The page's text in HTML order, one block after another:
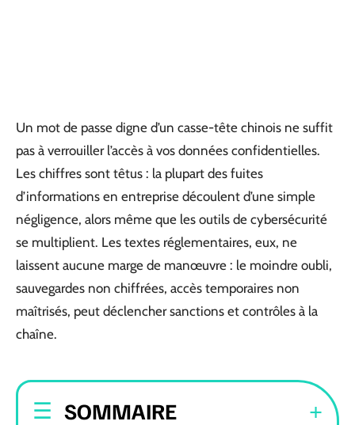
Un mot de passe digne d’un casse-tête chinois ne suffit
pas à verrouiller l’accès à vos données confidentielles.
Les chiffres sont têtus : la plupart des fuites
d’informations en entreprise découlent d’une simple
négligence, alors même que les outils de cybersécurité
se multiplient. Les textes réglementaires, eux, ne
laissent aucune marge de manœuvre : le moindre oubli,
sauvegardes non chiffrées, accès temporaires non
maîtrisés, peut déclencher sanctions et contrôles à la
chaîne.
SOMMAIRE